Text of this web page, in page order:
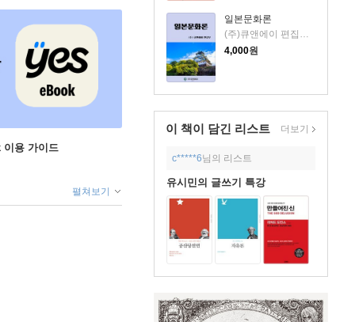
일본문화론
(주)큐앤에이 편집부 저
4,000원
이 책이 담긴 리스트 더보기
c*****6님의 리스트
유시민의 글쓰기 특강
용 가이드
펼쳐보기